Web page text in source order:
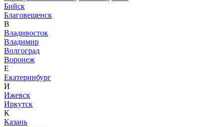
Бийск
Благовещенск
В
Владивосток
Владимир
Волгоград
Воронеж
Е
Екатеринбург
И
Ижевск
Иркутск
К
Казань